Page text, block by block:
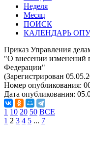
Неделя
Месяц
ПОИСК
КАЛЕНДАРЬ
Приказ Управления
"О внесении изменений
Федерации"
(Зарегистрирован
Номер опубликования:
Дата опубликования:
1 10 20 50 ВСЕ
1 2 3 4 5 ... 7